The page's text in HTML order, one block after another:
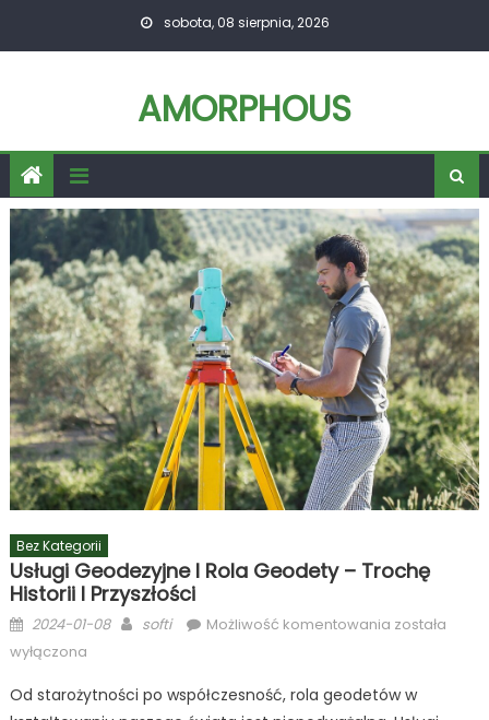
sobota, 08 sierpnia, 2026
AMORPHOUS
Bez Kategorii
Usługi Geodezyjne I Rola Geodety – Trochę
Historii I Przyszłości
Posted
on
2024-01-08 Author
softi Możliwość komentowania Usługi
rola
została
wyłączona
Od starożytności po współczesność, rola geodetów w